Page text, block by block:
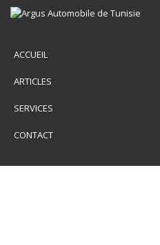
ACCUEIL
ARTICLES
SERVICES
CONTACT